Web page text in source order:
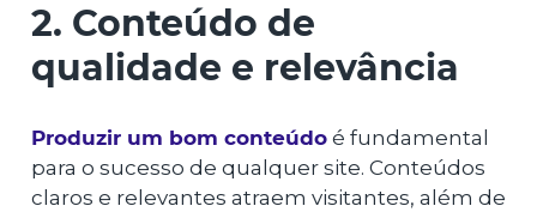
2. Conteúdo de
qualidade e relevância
Produzir um bom conteúdo é fundamental
para o sucesso de qualquer site. Conteúdos
claros e relevantes atraem visitantes, além de